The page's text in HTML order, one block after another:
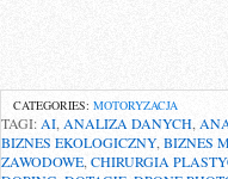
CATEGORIES: MOTORYZACJA
TAGI: AI, ANALIZA DANYCH,
BIZNES EKOLOGICZNY, BIZNES
ZAWODOWE, CHIRURGIA